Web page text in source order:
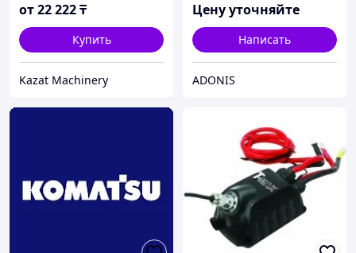
от22 222₸
Купить
Kazat Machinery
Цену уточняйте
Написать
ADONIS